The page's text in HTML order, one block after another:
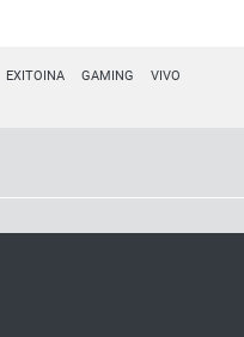
EXITOINA GAMING VIVO